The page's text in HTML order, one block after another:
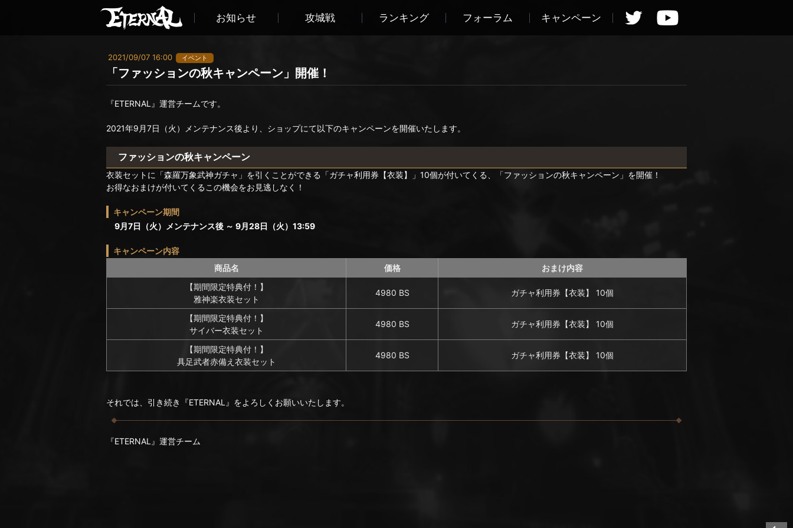
お知らせ 攻城戦 ランキング フォーラム キャンペーン
2021/09/07 16:00 イベント
「ファッションの秋キャンペーン」開催！
『ETERNAL』運営チームです。
2021年9月7日（火）メンテナンス後より、ショップにて以下のキャンペーンを開催いたします。
ファッションの秋キャンペーン
衣装セットに「森羅万象武神ガチャ」を引くことができる「ガチャ利用券【衣装】」10個が付いてくる、「ファッションの秋キャンペーン」を開催！
お得なおまけが付いてくるこの機会をお見逃しなく！
キャンペーン期間
9月7日（火）メンテナンス後 ～ 9月28日（火）13:59
キャンペーン内容
商品名
価格
おまけ内容
【期間限定特典付！】
雅神楽衣装セット
4980 BS ガチャ利用券【衣装】 10個
【期間限定特典付！】
サイバー衣装セット
4980 BS ガチャ利用券【衣装】 10個
【期間限定特典付！】
具足武者赤備え衣装セット
4980 BS ガチャ利用券【衣装】 10個
それでは、引き続き『ETERNAL』をよろしくお願いいたします。
『ETERNAL』運営チーム